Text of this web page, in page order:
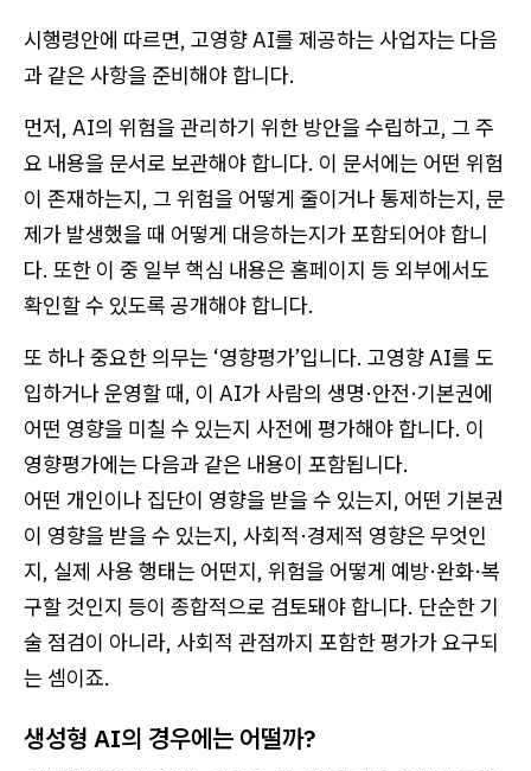
시행령안에 따르면, 고영향 AI를 제공하는 사업자는 다음
과 같은 사항을 준비해야 합니다.
먼저, AI의 위험을 관리하기 위한 방안을 수립하고, 그 주
요 내용을 문서로 보관해야 합니다. 이 문서에는 어떤 위험
이 존재하는지, 그 위험을 어떻게 줄이거나 통제하는지, 문
제가 발생했을 때 어떻게 대응하는지가 포함되어야 합니
다. 또한 이 중 일부 핵심 내용은 홈페이지 등 외부에서도
확인할 수 있도록 공개해야 합니다.
또 하나 중요한 의무는 ‘영향평가’입니다. 고영향 AI를 도
입하거나 운영할 때, 이 AI가 사람의 생명·안전·기본권에
어떤 영향을 미칠 수 있는지 사전에 평가해야 합니다. 이
영향평가에는 다음과 같은 내용이 포함됩니다.
어떤 개인이나 집단이 영향을 받을 수 있는지, 어떤 기본권
이 영향을 받을 수 있는지, 사회적·경제적 영향은 무엇인
지, 실제 사용 행태는 어떤지, 위험을 어떻게 예방·완화·복
구할 것인지 등이 종합적으로 검토돼야 합니다. 단순한 기
술 점검이 아니라, 사회적 관점까지 포함한 평가가 요구되
는 셈이죠.
생성형 AI의 경우에는 어떨까?